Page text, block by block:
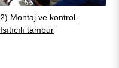
2) Montaj ve kontrol-
Isıtıcılı tambur